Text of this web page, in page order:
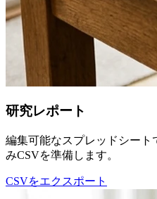
研究レポート
編集可能なスプレッドシート
みCSVを準備します。
CSVをエクスポート